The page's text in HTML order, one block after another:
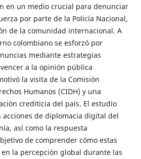
en un medio crucial para denunciar
por parte de la Policía Nacional,
de la comunidad internacional. A
colombiano se esforzó por
mediante estrategias
a la opinión pública
la visita de la Comisión
Humanos (CIDH) y una
crediticia del país. El estudio
de diplomacia digital del
así como la respuesta
de comprender cómo estas
la percepción global durante las